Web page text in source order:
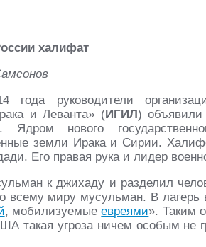
халифат
руководители
и Леванта» (ИГИЛ)
Ядром нового
земли Ирака и Сирии.
Его правая рука и лидер
к джихаду и разделил
всему миру мусульман. В лагерь
, мобилизуемыеевреями». Таким
такая угроза ничем особым не